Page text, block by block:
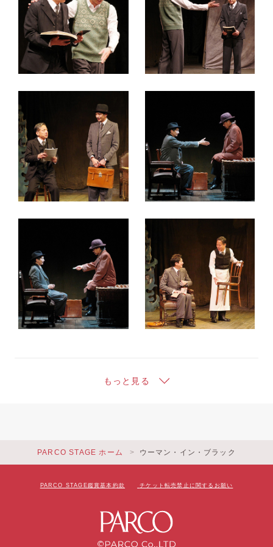
もっと見る
PARCO STAGE ホーム ウーマン・イン・ブラック
PARCO STAGE鑑賞基本約款 チケット転売禁止に関するお願い